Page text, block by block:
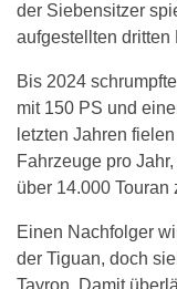
der Siebensitzer
aufgestellten dritten
Bis 2024
mit 150 PS und
letzten Jahren
Fahrzeuge pro
über 14.000
Einen Nachfolger
der Tiguan, doch